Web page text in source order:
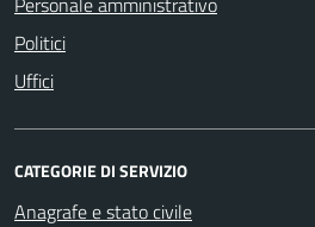
Politici
Uffici
CATEGORIE DI SERVIZIO
Anagrafe e stato civile